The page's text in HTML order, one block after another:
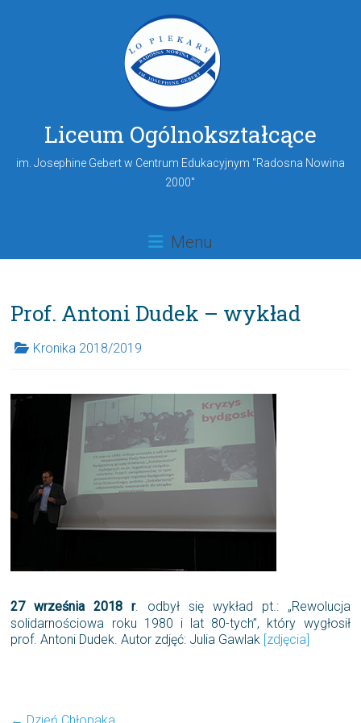
Liceum Ogólnokształcące
im. Josephine Gebert w Centrum Edukacyjnym "Radosna Nowina
2000"
Menu
Prof. Antoni Dudek – wykład
Kronika 2018/2019
27 września 2018 r. odbył się wykład pt.: „Rewolucja
solidarnościowa roku 1980 i lat 80-tych”, który wygłosił
prof. Antoni Dudek. Autor zdjęć: Julia Gawlak [zdjęcia]